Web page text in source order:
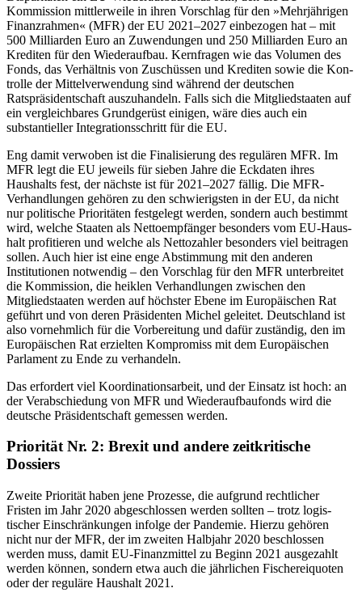
Kommission mittlerweile in ihren Vor­schlag für den »Mehrjährigen
Finanzrah­men« (MFR) der EU 2021–2027 einbezogen hat – mit
500 Milliarden Euro an Zuwendungen und 250 Milliarden Euro an
Kre­diten für den Wiederaufbau. Kernfragen wie das Volumen des
Fonds, das Verhältnis von Zuschüssen und Krediten sowie die Kon­
trolle der Mittelverwendung sind wäh­rend der deutschen
Ratspräsidentschaft aus­zuhandeln. Falls sich die Mitgliedstaaten auf
ein vergleichbares Grundgerüst einigen, wäre dies auch ein
substantieller Integra­tions­schritt für die EU.
Eng damit verwoben ist die Finalisierung des regulären MFR. Im
MFR legt die EU je­weils für sieben Jahre die Eckdaten ihres
Haushalts fest, der nächste ist für 2021–2027 fällig. Die MFR-
Verhandlungen gehö­ren zu den schwierigsten in der EU, da nicht
nur politische Prioritäten festgelegt werden, sondern auch bestimmt
wird, wel­che Staaten als Nettoempfänger besonders vom EU-Haus­
halt profitieren und welche als Netto­zahler besonders viel beitragen
sollen. Auch hier ist eine enge Abstimmung mit den anderen
Institutionen notwendig – den Vorschlag für den MFR unterbreitet
die Kommission, die heiklen Verhandlungen zwischen den
Mitgliedstaaten werden auf höchster Ebene im Europäischen Rat
geführt und von deren Präsidenten Michel geleitet. Deutschland ist
also vornehmlich für die Vorbereitung und dafür zuständig, den im
Europäischen Rat erzielten Kom­pro­miss mit dem Europäischen
Parlament zu Ende zu verhandeln.
Das erfordert viel Koordinationsarbeit, und der Einsatz ist hoch: an
derVerabschiedung von MFR und Wiederaufbaufonds wird die
deutsche Präsidentschaft gemessen werden.
Priorität Nr. 2: Brexit und andere zeitkritische
Dossiers
Zweite Priorität haben jene Prozesse, die aufgrund rechtlicher
Fristen im Jahr 2020 abgeschlossen werden sollten – trotz logis­
tischer Einschränkungen infolge der Pan­demie. Hierzu gehören
nicht nur der MFR, der im zweiten Halbjahr 2020 beschlossen
werden muss, damit EU-Finanzmittel zu Beginn 2021 ausgezahlt
werden können, sondern etwa auch die jährlichen Fischerei­quoten
oder der reguläre Haushalt 2021.